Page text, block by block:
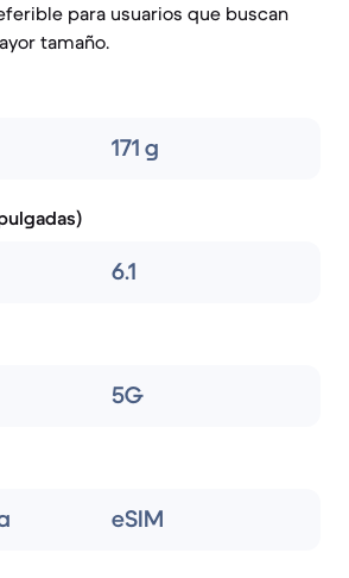
para usuarios que buscan
tamaño.
171 g
6.1
5G
eSIM